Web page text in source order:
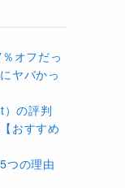
オフだっ
ヤバかっ
）の評判
おすすめ
つの理由